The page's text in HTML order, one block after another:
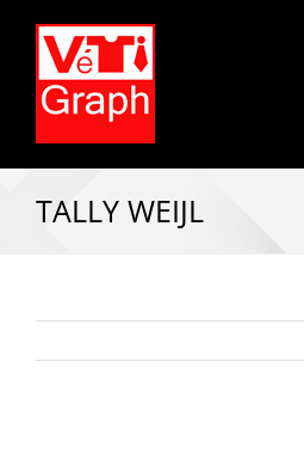
TALLY WEIJL